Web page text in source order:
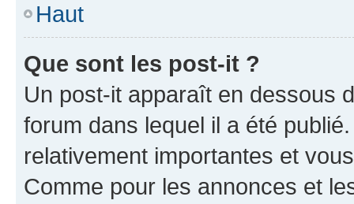
Haut
Que sont les post-it ?
Un post-it apparaît en dessous
forum dans lequel il a été
relativement importantes et
Comme pour les annonces et